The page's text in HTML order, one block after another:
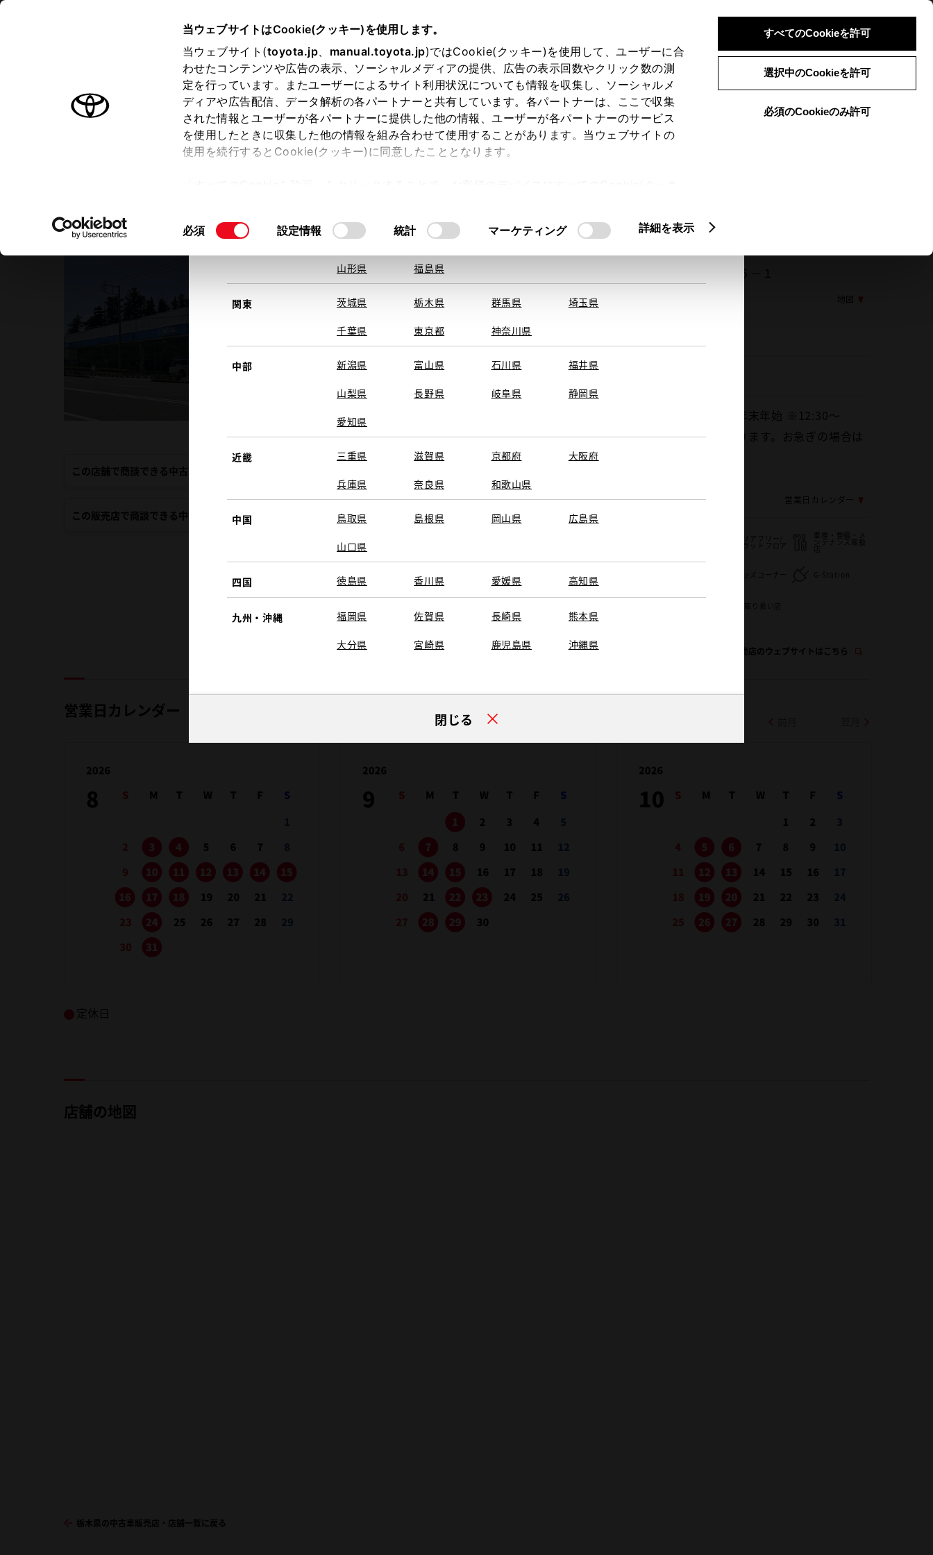
当ウェブサイトはCookie(クッキー)を使用します。
当ウェブサイト(toyota.jp、 manual.toyota.jp)ではCookie(クッキー)を使用して、ユーザーに合
わせたコンテンツや広告の表示、ソーシャルメディアの提供、広告の表示回数やクリック数の測
定を行っています。またユーザーによるサイト利用状況についても情報を収集し、ソーシャルメ
ディアや広告配信、データ解析の各パートナーと共有しています。各パートナーは、ここで収集
された情報とユーザーが各パートナーに提供した他の情報、ユーザーが各パートナーのサービス
を使用したときに収集した他の情報を組み合わせて使用することがあります。当ウェブサイトの
使用を続行するとCookie(クッキー)に同意したこととなります。
て」をご覧ください。
同
必須 設定情報 統計 マーケティング 詳細を表示
すべてのCookieを許可
選択中のCookieを許可
必須のCookieのみ許可
ログイン 検索 メニュー
オーナーサポート トピックス
現在地を取得できませんでした。
該当する地域・都道府県をお選びください。
北海道 旭川 釧路 札幌
東北 青森県 岩手県 宮城県 秋田県
山形県 福島県
関東 茨城県 栃木県 群馬県 埼玉県
千葉県 東京都 神奈川県
中部 新潟県 富山県 石川県 福井県
山梨県 長野県 岐阜県 静岡県
愛知県
近畿 三重県 滋賀県 京都府 大阪府
兵庫県 奈良県 和歌山県
中国 鳥取県 島根県 岡山県 広島県
山口県
四国 徳島県 香川県 愛媛県 高知県
九州・沖縄 福岡県 佐賀県 長崎県 熊本県
大分県 宮崎県 鹿児島県 沖縄県
閉じる
トヨタ認定中古車 メニュー
トヨタ認定中古車の魅力 3つの買い方 オンライン購入 お気に入り
日光森友店
この店舗で商談できる中古車
この販売店で商談できる中古車
電話
09:30～18:00
月曜日、一部火曜日、GW・お盆・年末年始 ※12:30～
13:30は休憩と午後の作業準備となります。お急ぎの場合は
店舗スタッフまでご相談ください。
営業日カレンダー
車検・整備・メ
ンテナンス取扱
（おむつ交換用
シート）
G-Station
この販売店のウェブサイトはこちら
営業日カレンダー
定休日
店舗の地図
栃木県の中古車販売店・店舗一覧に戻る